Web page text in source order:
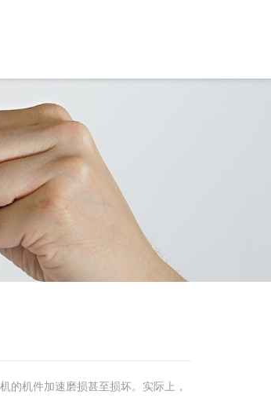
的机件加速磨损甚至损坏。实际上，